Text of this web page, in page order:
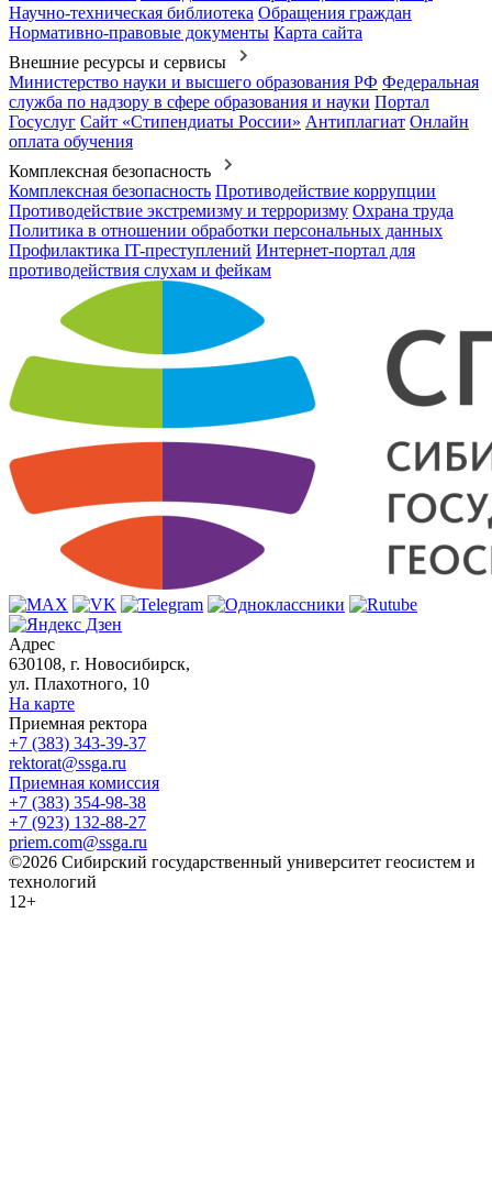
Научно-техническая библиотека Обращения граждан
Нормативно-правовые документы Карта сайта
Внешние ресурсы и сервисы
Министерство науки и высшего образования РФ Федеральная
служба по надзору в сфере образования и науки Портал
Госуслуг Сайт «Стипендиаты России» Антиплагиат Онлайн
оплата обучения
Комплексная безопасность
Комплексная безопасность Противодействие коррупции
Противодействие экстремизму и терроризму Охрана труда
Политика в отношении обработки персональных данных
Профилактика IT-преступлений Интернет-портал для
противодействия слухам и фейкам
Адрес
630108, г. Новосибирск,
ул. Плахотного, 10
На карте
Приемная ректора
+7 (383) 343-39-37
rektorat@ssga.ru
Приемная комиссия
+7 (383) 354-98-38
+7 (923) 132-88-27
priem.com@ssga.ru
©2026 Сибирский государственный университет геосистем и
технологий
12+